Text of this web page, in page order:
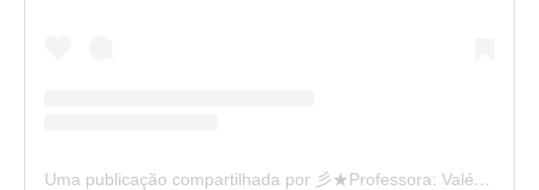
Uma publicação compartilhada por 彡★Professora: Valéria·.¸¸.· (@ensinandocomcarinho)